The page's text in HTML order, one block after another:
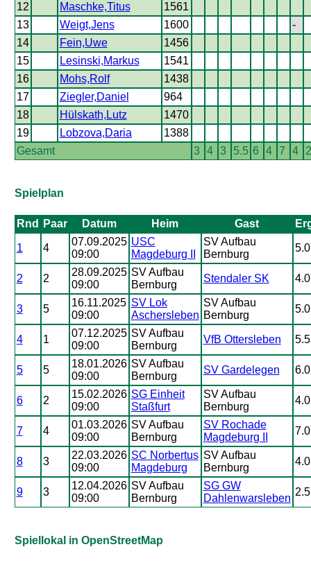
12 Maschke,Titus
1561
13
Weigt,Jens 1600
-
14
Fein,Uwe
1456
15
Lesinski,Markus
1541
16
Mohs,Rolf
1438
17
Ziegler,Daniel
964
18
Hülskath,Lutz
1470
19
Lobzova,Daria
1388
Gesamt
3 4 3 5.5 6 4 7 4
Spielplan
Rnd Paar Datum Heim Gast
1 4
07.09.2025
09:00
USC
Magdeburg II
SV Aufbau
Bernburg
2 2
28.09.2025
09:00
SV Aufbau
Bernburg
Stendaler SK
3 5
16.11.2025
09:00
SV Lok
Aschersleben
SV Aufbau
Bernburg
4 1
07.12.2025
09:00
SV Aufbau
Bernburg
VfB Ottersleben
5 5
18.01.2026
09:00
SV Aufbau
Bernburg
SV Gardelegen
6 2
15.02.2026
09:00
SG Einheit
Staßfurt
SV Aufbau
Bernburg
7 4
01.03.2026
09:00
SV Aufbau
Bernburg
SV Rochade
Magdeburg II
8 3
22.03.2026
09:00
SC Norbertus
Magdeburg
SV Aufbau
Bernburg
9 3
12.04.2026
09:00
SV Aufbau
Bernburg
SG GW
Dahlenwarsleben
Spiellokal in OpenStreetMap